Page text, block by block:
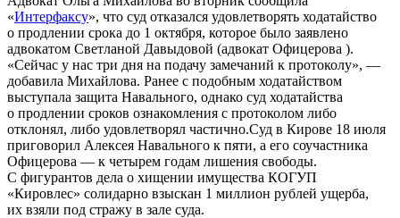
«Интерфаксу», что суд отказался удовлетворять ходатайство
о продлении срока до 1 октября, которое было заявлено
адвокатом Светланой Давыдовой (адвокат Офицерова ).
«Сейчас у нас три дня на подачу замечаний к протоколу», —
добавила Михайлова. Ранее с подобным ходатайством
выступала защита Навального, однако суд ходатайства
о продлении сроков ознакомления с протоколом либо
отклонял, либо удовлетворял частично.Суд в Кирове 18 июля
приговорил Алексея Навального к пяти, а его соучастника
Офицерова — к четырем годам лишения свободы.
С фигурантов дела о хищении имущества КОГУП
«Кировлес» солидарно взыскан 1 миллион рублей ущерба,
их взяли под стражу в зале суда.